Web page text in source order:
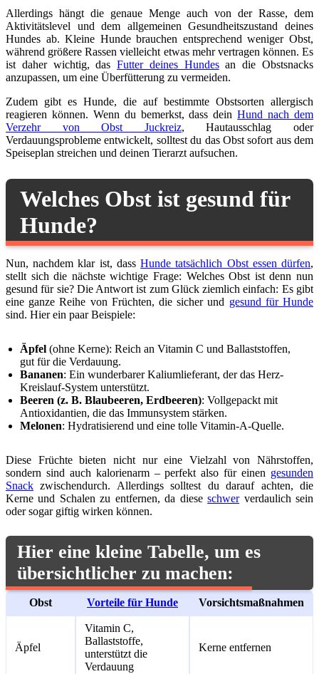
Allerdings hängt die genaue Menge auch von der Rasse, dem
Aktivitätslevel und dem allgemeinen Gesundheitszustand deines
Hundes ab. Kleine Hunde brauchen entsprechend weniger Obst,
während größere Rassen vielleicht etwas mehr vertragen können. Es
ist daher wichtig, dasFutter deines Hundesan die Obstsnacks
anzupassen, um eine Überfütterung zu vermeiden.
Zudem gibt es Hunde, die auf bestimmte Obstsorten allergisch
reagieren können. Wenn du bemerkst, dass deinHund nach dem
Verzehr von Obst Juckreiz, Hautausschlag oder
Verdauungsprobleme entwickelt, solltest du das Obst sofort aus dem
Speiseplan streichen und deinen Tierarzt aufsuchen.
Welches Obst ist gesund für
Hunde?
Nun, nachdem klar ist, dassHunde tatsächlich Obst essen dürfen,
stellt sich die nächste wichtige Frage: Welches Obst ist denn nun
gesund für sie? Die Antwort ist zum Glück ziemlich einfach: Es gibt
eine ganze Reihe von Früchten, die sicher und gesund für Hunde
sind. Hier ein paar Beispiele:
Äpfel (ohne Kerne): Reich an Vitamin C und Ballaststoffen,
gut für die Verdauung.
Bananen: Ein wunderbarer Kaliumlieferant, der das Herz-
Kreislauf-System unterstützt.
Beeren (z. B. Blaubeeren, Erdbeeren): Vollgepackt mit
Antioxidantien, die das Immunsystem stärken.
Melonen: Hydratisierend und eine tolle Vitamin-A-Quelle.
Diese Früchte bieten nicht nur eine Vielzahl von Nährstoffen,
sondern sind auch kalorienarm – perfekt also für einen gesunden
Snack zwischendurch. Allerdings solltest du darauf achten, die
Kerne und Schalen zu entfernen, da dieseschwerverdaulich sein
oder sogar giftig wirken können.
Hier eine kleine Tabelle, um es
übersichtlicher zu machen:
Obst Vorteile für Hunde Vorsichtsmaßnahmen
Äpfel
Vitamin C,
Ballaststoffe,
unterstützt die
Verdauung
Kerne entfernen